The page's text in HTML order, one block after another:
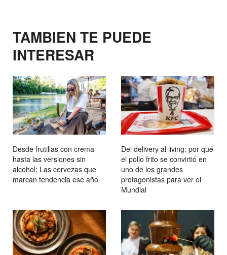
TAMBIEN TE PUEDE
INTERESAR
Desde frutillas con crema
hasta las versiones sin
alcohol; Las cervezas que
marcan tendencia ese año
Del delivery al living: por qué
el pollo frito se convirtió en
uno de los grandes
protagonistas para ver el
Mundial